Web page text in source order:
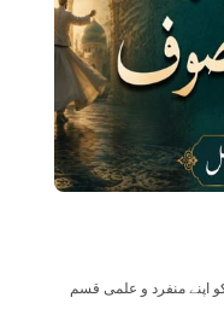
اپنے منفرد و علمی قسم